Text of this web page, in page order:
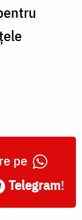
pe
Telegram!